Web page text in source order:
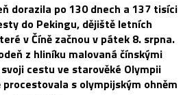
dorazila po 130 dnech a 137 tisíci
do Pekingu, dějiště letních
v Číně začnou v pátek 8. srpna.
z hliníku malovaná čínskými
cestu ve starověké Olympii
s olympijským ohněm